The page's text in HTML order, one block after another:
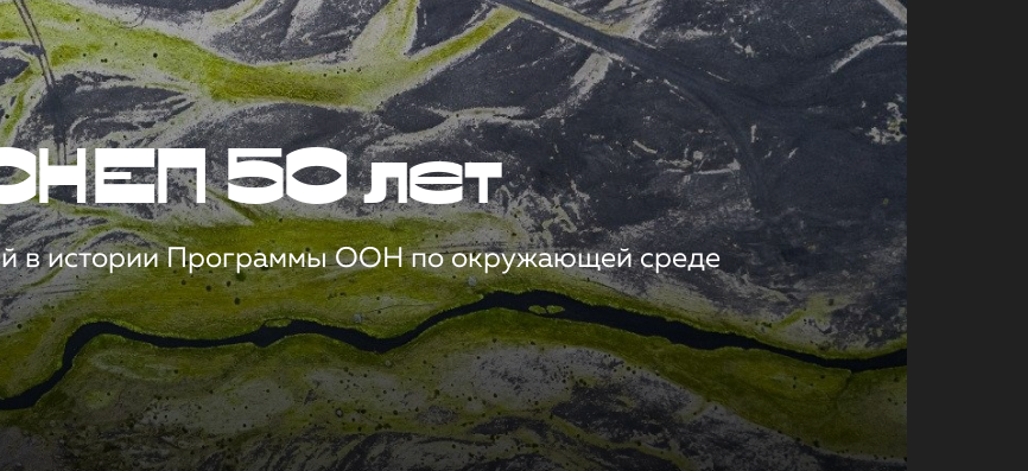
50 лет
в истории Программы ООН по окружающей среде